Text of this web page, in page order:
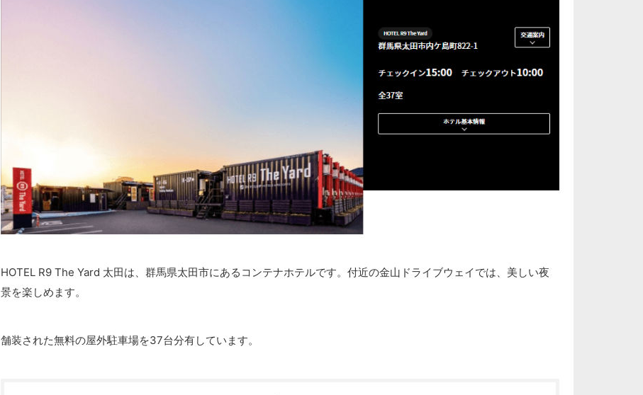
HOTEL R9 The Yard 太田は、群馬県太田市にあるコンテナホテルです。付近の金山ドライブウェイでは、美しい夜
景を楽しめます。
舗装された無料の屋外駐車場を37台分有しています。